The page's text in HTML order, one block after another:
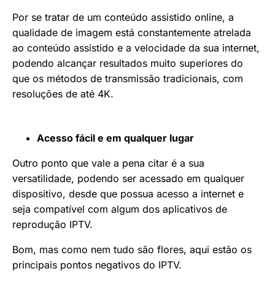
Por se tratar de um conteúdo assistido online, a
qualidade de imagem está constantemente atrelada
ao conteúdo assistido e a velocidade da sua internet,
podendo alcançar resultados muito superiores do
que os métodos de transmissão tradicionais, com
resoluções de até 4K.
Acesso fácil e em qualquer lugar
Outro ponto que vale a pena citar é a sua
versatilidade, podendo ser acessado em qualquer
dispositivo, desde que possua acesso a internet e
seja compatível com algum dos aplicativos de
reprodução IPTV.
Bom, mas como nem tudo são flores, aqui estão os
principais pontos negativos do IPTV.